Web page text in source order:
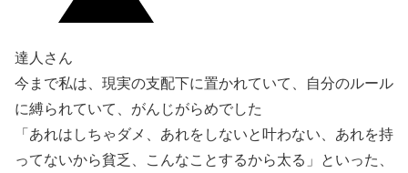
達人さん
今まで私は、現実の支配下に置かれていて、自分のルール
に縛られていて、がんじがらめでした
「あれはしちゃダメ、あれをしないと叶わない、あれを持
ってないから貧乏、こんなことするから太る」といった、